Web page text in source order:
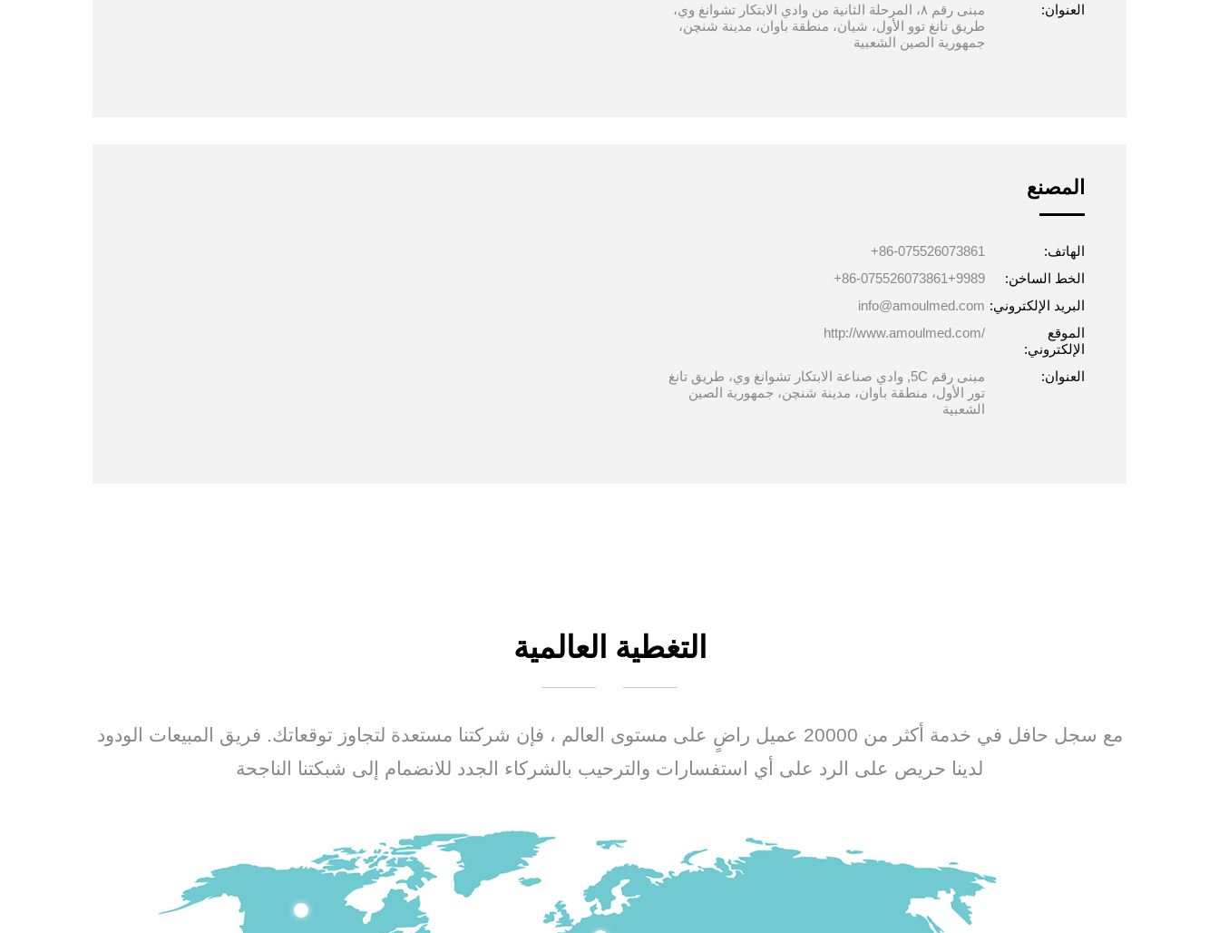
العنوان:
مبنى رقم ٨، المرحلة الثانية من وادي الابتكار تشوانغ وي،
طريق تانغ توو الأول، شيان، منطقة باوان، مدينة شنچن،
جمهورية الصين الشعبية
المصنع
+86-075526073861
الھاتف:
الخط الساخن:
+86-075526073861+9989
info@amoulmed.com البرید الإلكتروني:
الموقع
الإلكتروني:
http://www.amoulmed.com/
العنوان:
مبنى رقم 5C, وادي صناعة الابتكار تشوانغ وي، طريق تانغ
تور الأول، منطقة باوان، مدينة شنچن، جمهورية الصين
الشعبية
التغطیة العالمیة
مع سجل حافل في خدمة أكثر من 20000 عميل راضٍ على مستوى العالم ، فإن شركتنا مستعدة لتجاوز توقعاتك. فريق المبيعات الودود
لدينا حريص على الرد على أي استفسارات والترحيب بالشركاء الجدد للانضمام إلى شبكتنا الناجحة